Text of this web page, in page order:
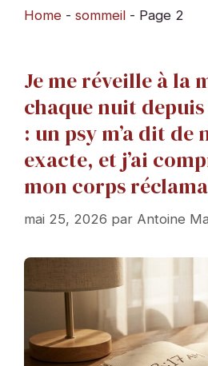
Home - sommeil - Page 2
Je me réveille à la
chaque nuit depuis
: un psy m’a dit de
exacte, et j’ai
mon corps
mai 25, 2026 par Antoine